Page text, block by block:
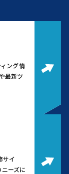
ング情
最新ツ
サイ
ーズに